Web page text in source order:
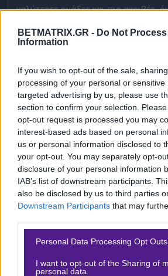
BETMATRIX.GR - Do Not
Information
If you wish to opt-out of the sale,
processing of your personal or
targeted advertising by us, please use
section to confirm your selection.
opt-out request is processed you may
interest-based ads based on personal
us or personal information disclosed to
your opt-out. You may separately opt-
disclosure of your personal information
IAB’s list of downstream participants.
also be disclosed by us to third parties
Downstream Participants that may
Please note that this website/app uses
not limited to your visit or usage
Personal Data Processing Opt Outs
I want to opt-out of the Sharing of
personal data.
καλύτερες ομάδες και πιο ακριβές,
δύσκολα ματς της,
Buriram κι έχασε με 4-1.
Σήμερα παίζει εντός έδραςμε την
που έχει ακριβώς το ίδιο ρεκόρ
βαθμολογία, αλλά απολογισμό
άμυνά της δεν μπορεί να έχει
φαίνεται, οπότε το να σκοράρει 2+
απαραίτητη προϋπόθεση για να
ομάδα που είναι στα μέτρα της.
δίκαιο.